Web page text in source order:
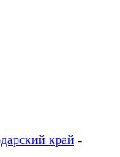
край -